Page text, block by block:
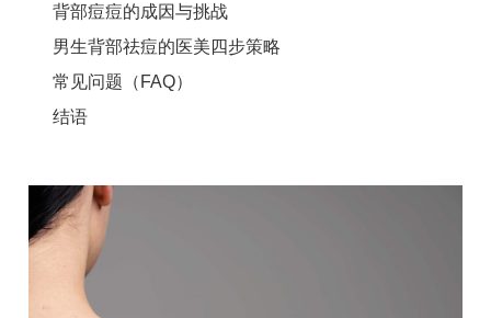
背部痘痘的成因与挑战
男生背部祛痘的医美四步策略
常见问题（FAQ）
结语